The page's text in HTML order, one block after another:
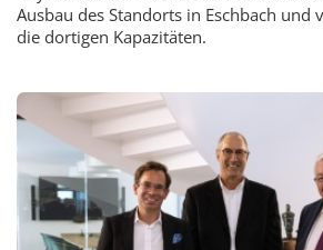
Ausbau des Standorts in Eschbach und
die dortigen Kapazitäten.